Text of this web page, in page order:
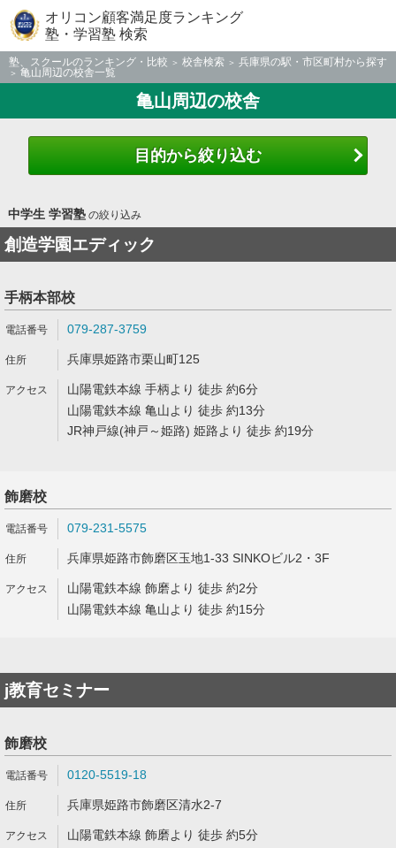
オリコン顧客満足度ランキング
塾・学習塾 検索
塾、スクールのランキング・比較 校舎検索
兵庫県の駅・市区町村から探す
亀山周辺の校舎一覧
亀山周辺の校舎
目的から絞り込む
中学生 学習塾の絞り込み
創造学園エディック
手柄本部校
079-287-3759
兵庫県姫路市栗山町125
山陽電鉄本線 手柄より 徒歩 約6分
山陽電鉄本線 亀山より 徒歩 約13分
JR神戸線(神戸～姫路) 姫路より 徒歩 約19分
飾磨校
079-231-5575
兵庫県姫路市飾磨区玉地1-33 SINKOビル2・3F
山陽電鉄本線 飾磨より 徒歩 約2分
山陽電鉄本線 亀山より 徒歩 約15分
j教育セミナー
飾磨校
0120-5519-18
兵庫県姫路市飾磨区清水2-7
山陽電鉄本線 飾磨より 徒歩 約5分